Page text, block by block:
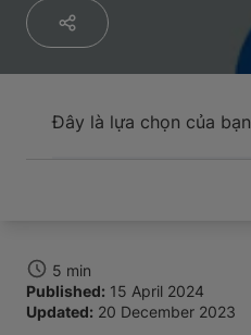
Chuẩn bị lên đường
Đây là lựa chọn của bạn
5 min
Published: 15 April 2024
Updated: 20 December 2023